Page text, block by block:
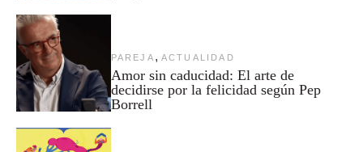
PAREJA , ACTUALIDAD
Amor sin caducidad: El arte de
decidirse por la felicidad según Pep
Borrell